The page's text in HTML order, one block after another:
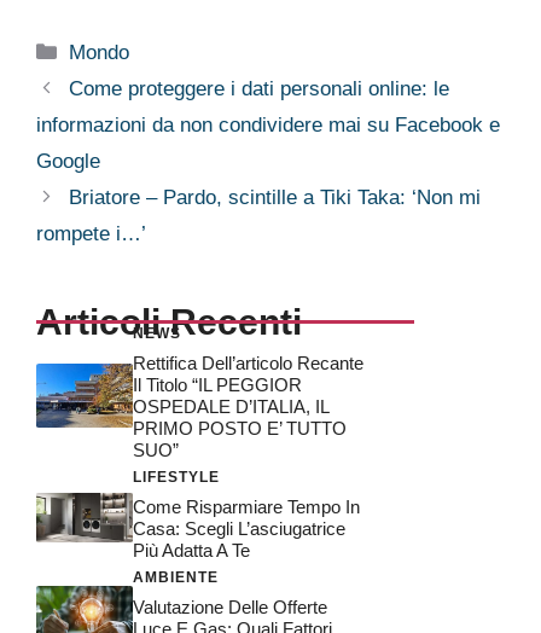
Categorie
Mondo
Come proteggere i dati personali online: le
informazioni da non condividere mai su Facebook e
Google
Briatore – Pardo, scintille a Tiki Taka: ‘Non mi
rompete i…’
Articoli Recenti
NEWS
Rettifica Dell’articolo Recante
Il Titolo “IL PEGGIOR
OSPEDALE D’ITALIA, IL
PRIMO POSTO E’ TUTTO
SUO”
LIFESTYLE
Come Risparmiare Tempo In
Casa: Scegli L’asciugatrice
Più Adatta A Te
AMBIENTE
Valutazione Delle Offerte